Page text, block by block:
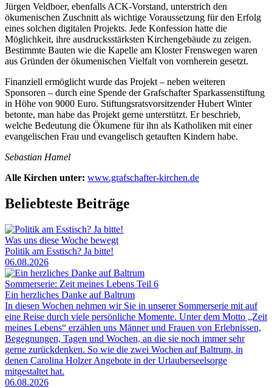
Jürgen Veldboer, ebenfalls ACK-Vorstand, unterstrich den
ökumenischen Zuschnitt als wichtige Voraussetzung für den Erfolg
eines solchen digitalen Projekts. Jede Konfession hatte die
Möglichkeit, ihre ausdrucksstärksten Kirchengebäude zu zeigen.
Bestimmte Bauten wie die Kapelle am Kloster Frenswegen waren
aus Gründen der ökumenischen Vielfalt von vornherein gesetzt.
Finanziell ermöglicht wurde das Projekt – neben weiteren
Sponsoren – durch eine Spende der Grafschafter Sparkassenstiftung
in Höhe von 9000 Euro. Stiftungsratsvorsitzender Hubert Winter
betonte, man habe das Projekt gerne unterstützt. Er beschrieb,
welche Bedeutung die Ökumene für ihn als Katholiken mit einer
evangelischen Frau und evangelisch getauften Kindern habe.
Sebastian Hamel
Alle Kirchen unter: www.grafschafter-kirchen.de
Beliebteste Beiträge
Was uns diese Woche bewegt
Politik am Esstisch? Ja bitte!
06.08.2026
Sommerserie: Zeit meines Lebens Teil 6
Ein herzliches Danke auf Baltrum
In diesen Wochen nehmen wir Sie in unserer Sommerserie mit auf
eine Reise durch viele persönliche Momente. Unter dem Motto „Zeit
meines Lebens“ erzählen uns Männer und Frauen von Erlebnissen,
Begegnungen, Tagen und Wochen, an die sie noch immer sehr
gerne zurückdenken. So wie die zwei Wochen auf Baltrum, in
denen Carolina Holzer Angebote in der Urlauberseelsorge
mitgestaltet hat.
06.08.2026